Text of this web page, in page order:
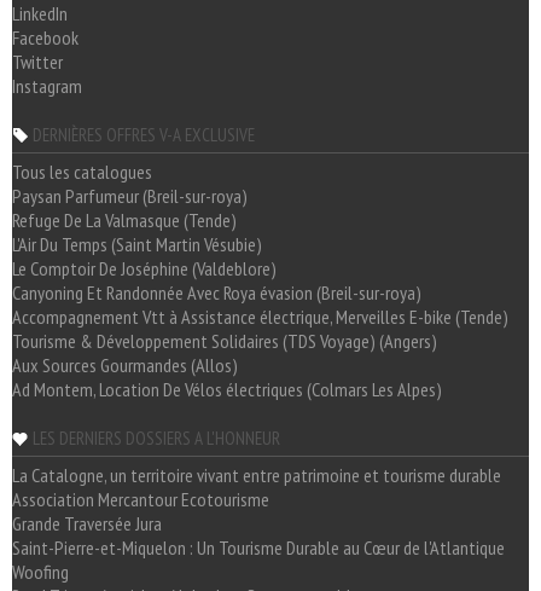
LinkedIn
Facebook
Twitter
Instagram
DERNIÈRES OFFRES V-A EXCLUSIVE
Tous les catalogues
Paysan Parfumeur (Breil-sur-roya)
Refuge De La Valmasque (Tende)
L'Air Du Temps (Saint Martin Vésubie)
Le Comptoir De Joséphine (Valdeblore)
Canyoning Et Randonnée Avec Roya évasion (Breil-sur-roya)
Accompagnement Vtt à Assistance électrique, Merveilles E-bike (Tende)
Tourisme & Développement Solidaires (TDS Voyage) (Angers)
Aux Sources Gourmandes (Allos)
Ad Montem, Location De Vélos électriques (Colmars Les Alpes)
LES DERNIERS DOSSIERS A L'HONNEUR
La Catalogne, un territoire vivant entre patrimoine et tourisme durable
Association Mercantour Ecotourisme
Grande Traversée Jura
Saint-Pierre-et-Miquelon : Un Tourisme Durable au Cœur de l'Atlantique
Woofing